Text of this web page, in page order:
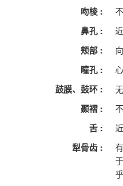
吻棱 :
鼻孔 :
颊部 :
瞳孔 :
鼓膜、鼓环 :
颞褶 :
舌 :
犁骨齿 :